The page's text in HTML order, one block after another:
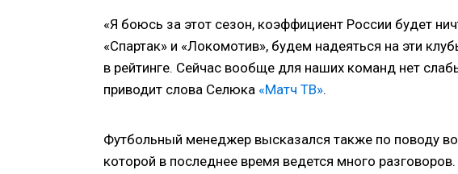
«Я боюсь за этот сезон, коэффициент России будет
«Спартак» и «Локомотив», будем надеяться на эти
в рейтинге. Сейчас вообще для наших команд нет
приводит слова Селюка «Матч ТВ».
Футбольный менеджер высказался также по поводу
которой в последнее время ведется много